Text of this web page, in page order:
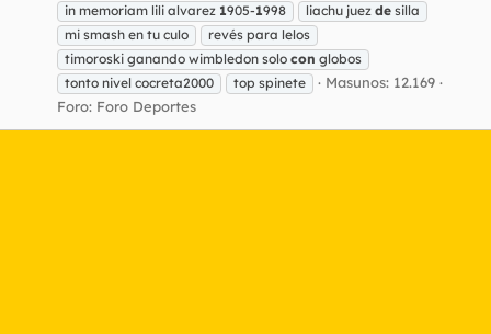
in memoriam lili alvarez 1905-1998 liachu juez de silla
mi smash en tu culo
revés para lelos
timoroski ganando wimbledon solo con globos
tonto nivel cocreta2000
top spinete
Masunos: 12.169
Foro: Foro Deportes